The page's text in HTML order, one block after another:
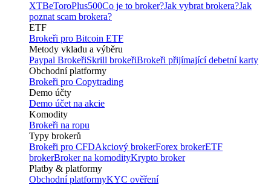
XTBeToroPlus500Co je to broker?Jak vybrat brokera?Jak
poznat scam brokera?
ETF
Brokeři pro Bitcoin ETF
Metody vkladu a výběru
Paypal BrokeřiSkrill brokeřiBrokeři přijímající debetní karty
Obchodní platformy
Brokeři pro Copytrading
Demo účty
Demo účet na akcie
Komodity
Brokeři na ropu
Typy brokerů
Brokeři pro CFDAkciový brokerForex brokerETF
brokerBroker na komodityKrypto broker
Platby & platformy
Obchodní platformyKYC ověření